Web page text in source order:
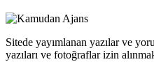
Sitede yayımlanan yazılar ve
yazıları ve fotoğraflar izin